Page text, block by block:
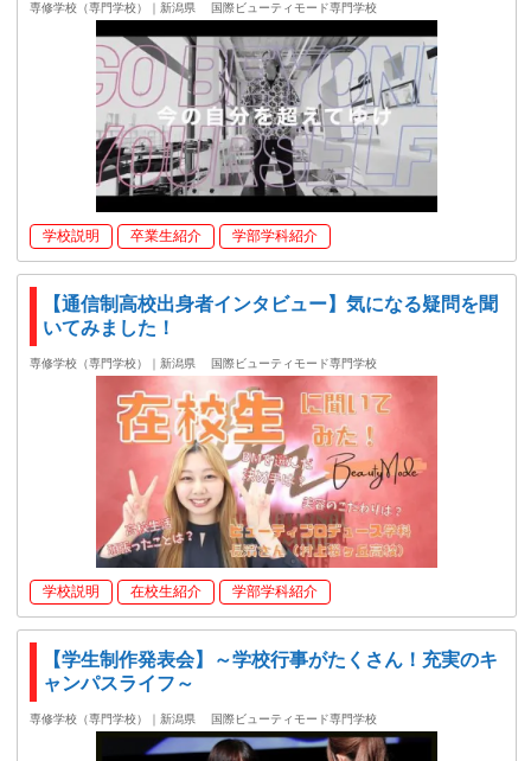
専修学校（専門学校）｜新潟県 国際ビューティモード専門学校
学校説明 卒業生紹介 学部学科紹介
【通信制高校出身者インタビュー】気になる疑問を聞
いてみました！
専修学校（専門学校）｜新潟県 国際ビューティモード専門学校
学校説明 在校生紹介 学部学科紹介
【学生制作発表会】～学校行事がたくさん！充実のキ
ャンパスライフ～
専修学校（専門学校）｜新潟県 国際ビューティモード専門学校